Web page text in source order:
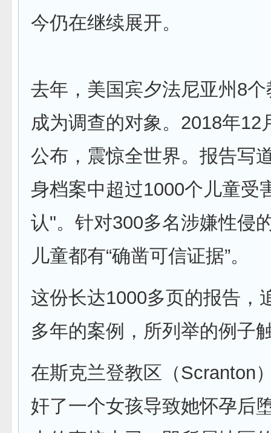
今仍在继续展开。
去年，美国宾夕法尼亚州8
成为调查的对象。2018年12
公布，震惊全世界。报告写
身档案中超过1000个儿童受
认"。针对300多名涉嫌性侵
儿童都有“确凿可信证据”。
这份长达1000多页的报告，
多年的案例，所列举的例子
在斯克兰登教区（Scranton
奸了一个女孩导致她怀孕后